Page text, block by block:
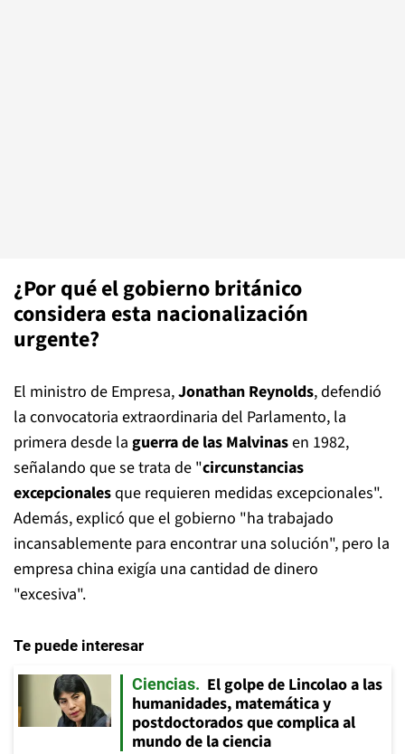
¿Por qué el gobierno británico
considera esta nacionalización
urgente?
El ministro de Empresa,Jonathan Reynolds, defendió
la convocatoria extraordinaria del Parlamento, la
primera desde la guerra de las Malvinasen 1982,
señalando que se trata de "circunstancias
excepcionalesque requieren medidas excepcionales".
Además, explicó que el gobierno "ha trabajado
incansablemente para encontrar una solución", pero la
empresa china exigía una cantidad de dinero
"excesiva".
Te puede interesar
Ciencias
El golpe de Lincolao a las
humanidades, matemática y
postdoctorados que complica al
mundo de la ciencia